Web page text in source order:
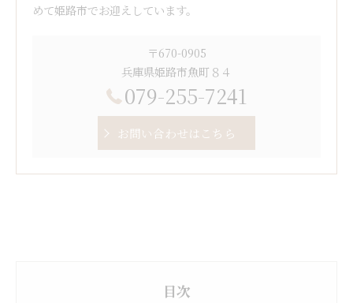
めて姫路市でお迎えしています。
〒670-0905
兵庫県姫路市魚町８４
079-255-7241
お問い合わせはこちら
目次